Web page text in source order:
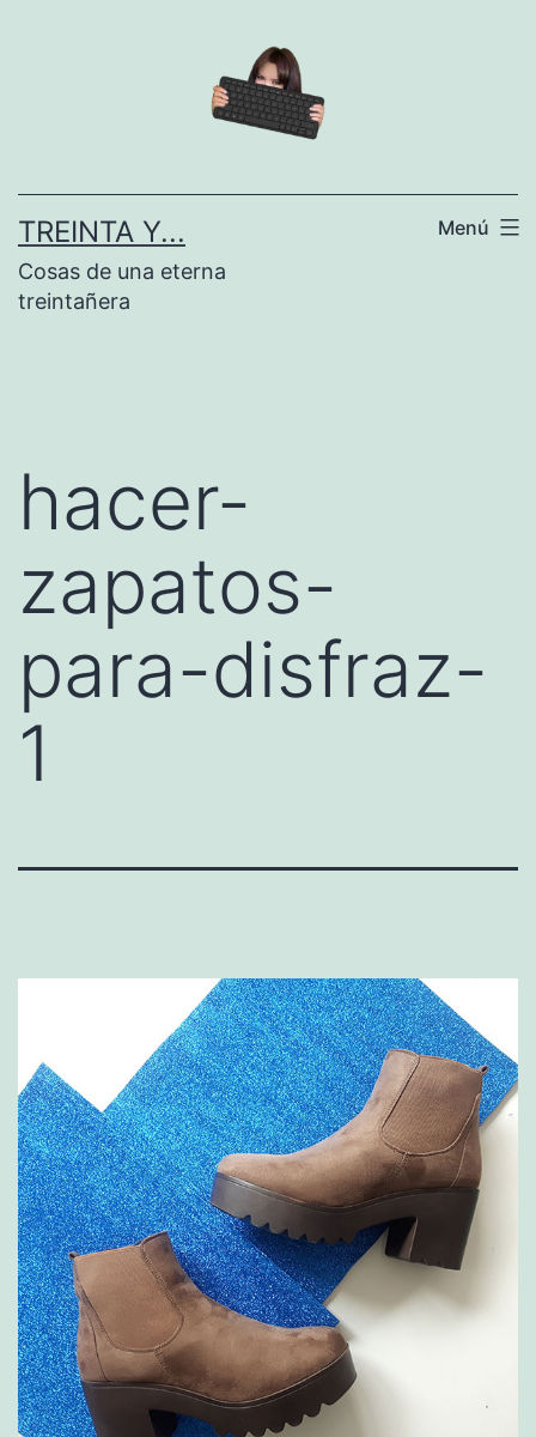
TREINTA Y...
Cosas de una eterna
treintañera
Menú
hacer-
zapatos-
para-disfraz-
1